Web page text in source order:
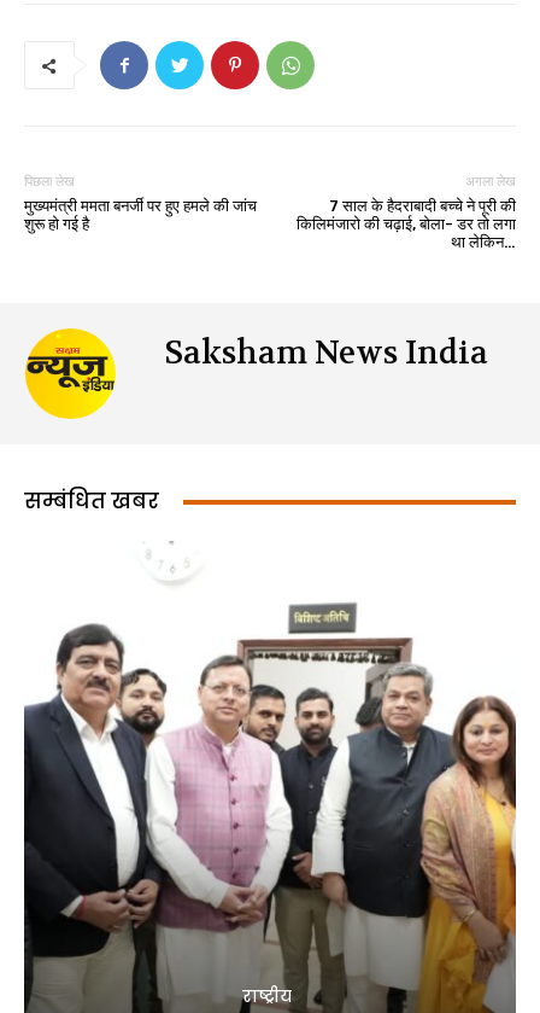
पिछला लेख
मुख्यमंत्री ममता बनर्जी पर हुए हमले की जांच
शुरू हो गई है
अगला लेख
7 साल के हैदराबादी बच्चे ने पूरी की
किलिमंजारो की चढ़ाई, बोला- डर तो लगा
था लेकिन…
Saksham News India
सम्बंधित खबर
राष्ट्रीय